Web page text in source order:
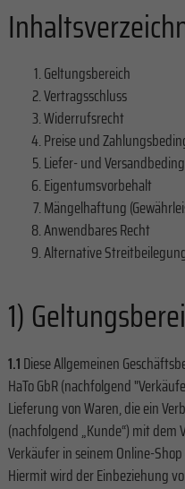
Geltungsbereich
Vertragsschluss
Widerrufsrecht
Preise und
Liefer- und
Eigentumsvorbehalt
Mängelhaftung
Anwendbares Recht
Alternative
1)
1.1Diese Allgemeinen
HaTo GbR (nachfolgend
Lieferung von Waren, die ein
(nachfolgend „Kunde“) mit
Verkäufer in seinem Online-
Hiermit wird der Einbeziehung